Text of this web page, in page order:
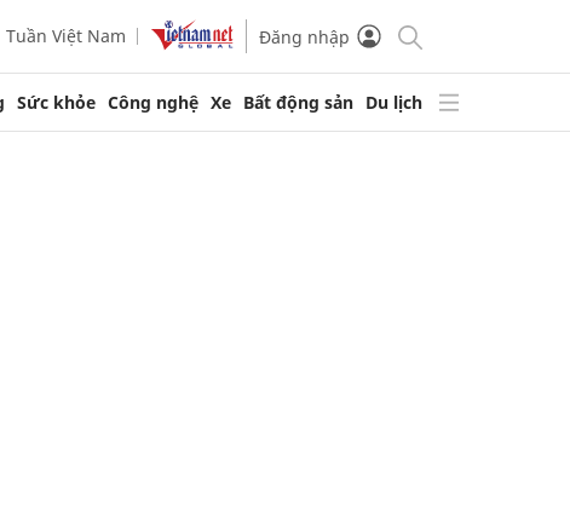
Tuần Việt Nam Đăng nhập
Sức khỏe Công nghệ Xe Bất động sản Du lịch